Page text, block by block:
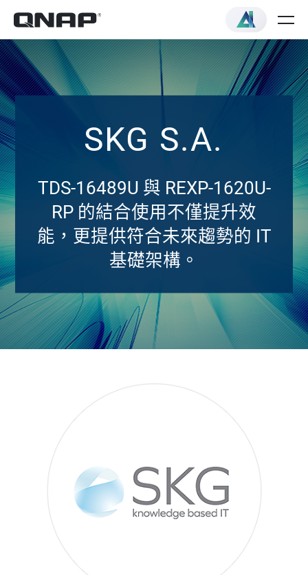
SKG S.A.
TDS-16489U 與 REXP-1620U-
RP 的結合使用不僅提升效
能，更提供符合未來趨勢的 IT
基礎架構。